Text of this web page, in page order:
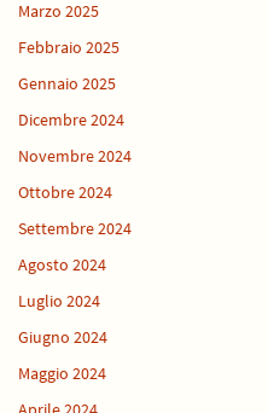
Marzo 2025
Febbraio 2025
Gennaio 2025
Dicembre 2024
Novembre 2024
Ottobre 2024
Settembre 2024
Agosto 2024
Luglio 2024
Giugno 2024
Maggio 2024